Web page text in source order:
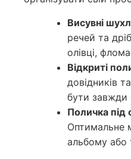
Висувні
речей та
олівці,
Відкриті
довідників
бути завжди
Поличка під
Оптимальне
альбому або